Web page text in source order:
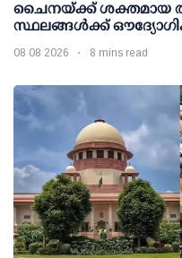
ചൈനയ്ക്ക് ശക്തമായ
സ്ഥലങ്ങള്‍ക്ക്
08 08 2026 8 mins read